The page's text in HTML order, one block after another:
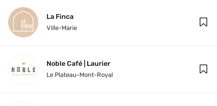
La Finca
Ville-Marie
Noble Café | Laurier
Le Plateau-Mont-Royal